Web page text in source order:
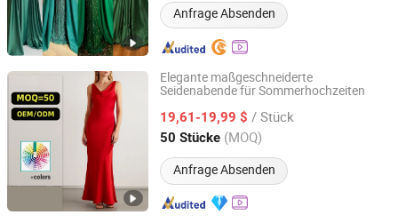
Anfrage Absenden
Elegante maßgeschneiderte
Seidenabende für Sommerhochzeiten
19,61-19,99 $ / Stück
50 Stücke (MOQ)
Anfrage Absenden
Qingdao Yuyi Industry and Trade Co., Ltd.
Shandong, China Seit 2025